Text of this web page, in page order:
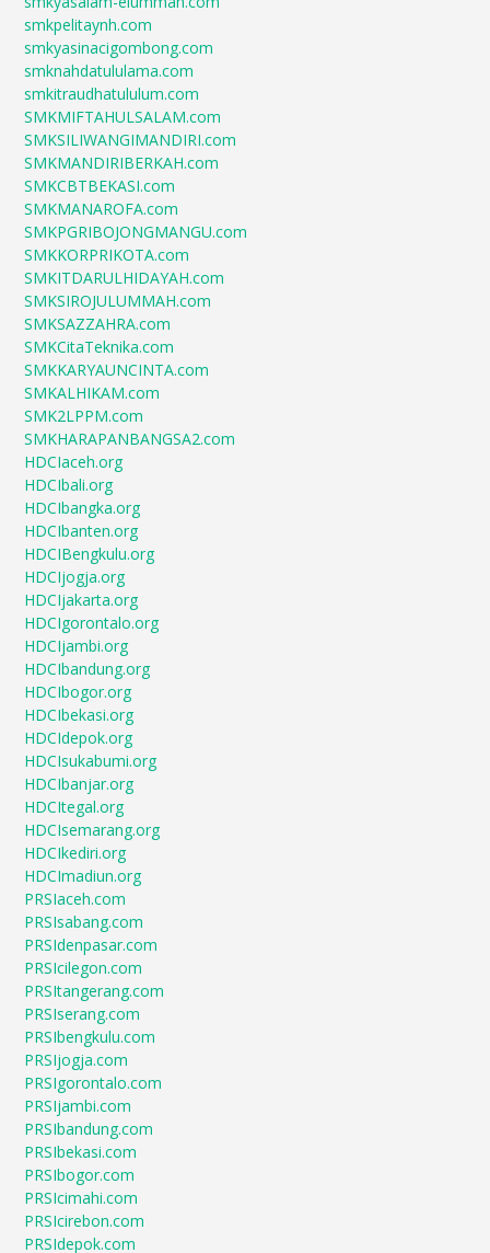
smkpelitaynh.com
smkyasinacigombong.com
smknahdatululama.com
smkitraudhatululum.com
SMKMIFTAHULSALAM.com
SMKSILIWANGIMANDIRI.com
SMKMANDIRIBERKAH.com
SMKCBTBEKASI.com
SMKMANAROFA.com
SMKPGRIBOJONGMANGU.com
SMKKORPRIKOTA.com
SMKITDARULHIDAYAH.com
SMKSIROJULUMMAH.com
SMKSAZZAHRA.com
SMKCitaTeknika.com
SMKKARYAUNCINTA.com
SMKALHIKAM.com
SMK2LPPM.com
SMKHARAPANBANGSA2.com
HDCIaceh.org
HDCIbali.org
HDCIbangka.org
HDCIbanten.org
HDCIBengkulu.org
HDCIjogja.org
HDCIjakarta.org
HDCIgorontalo.org
HDCIjambi.org
HDCIbandung.org
HDCIbogor.org
HDCIbekasi.org
HDCIdepok.org
HDCIsukabumi.org
HDCIbanjar.org
HDCItegal.org
HDCIsemarang.org
HDCIkediri.org
HDCImadiun.org
PRSIaceh.com
PRSIsabang.com
PRSIdenpasar.com
PRSIcilegon.com
PRSItangerang.com
PRSIserang.com
PRSIbengkulu.com
PRSIjogja.com
PRSIgorontalo.com
PRSIjambi.com
PRSIbandung.com
PRSIbekasi.com
PRSIbogor.com
PRSIcimahi.com
PRSIcirebon.com
PRSIdepok.com